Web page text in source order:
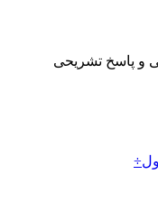
و پاسخ تشریحی